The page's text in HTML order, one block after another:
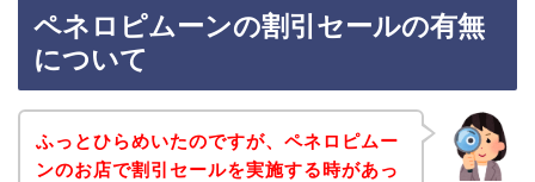
ペネロピムーンの割引セールの有無
について
ふっとひらめいたのですが、ペネロピムー
ンのお店で割引セールを実施する時があっ